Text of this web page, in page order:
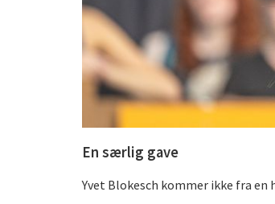
En særlig gave
Yvet Blokesch kommer ikke fra